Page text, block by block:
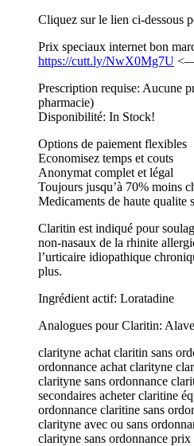
Cliquez sur le lien ci-dessous
Prix speciaux internet bon
https://cutt.ly/NwX0Mg7U <—
Prescription requise: Aucune
pharmacie)
Disponibilité: In Stock!
Options de paiement flexibles
Economisez temps et couts
Anonymat complet et légal
Toujours jusqu’à 70% moins
Medicaments de haute qualite
Claritin est indiqué pour
non-nasaux de la rhinite
l’urticaire idiopathique
plus.
Ingrédient actif: Loratadine
Analogues pour Claritin:
clarityne achat claritin sans
ordonnance achat clarityne
clarityne sans ordonnance
secondaires acheter claritine
ordonnance claritine sans
clarityne avec ou sans
clarityne sans ordonnance prix